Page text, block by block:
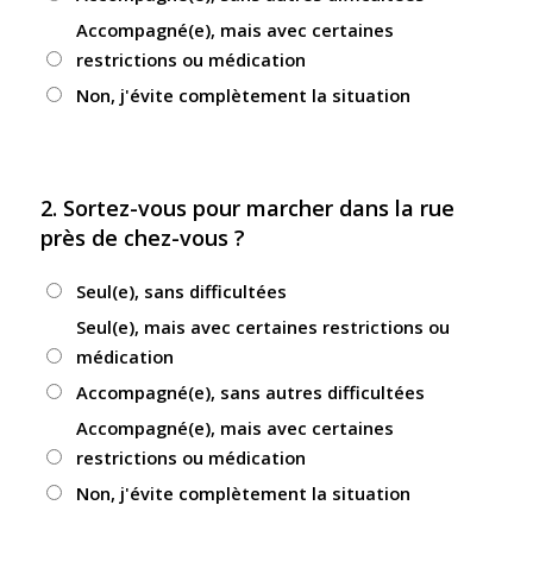
Accompagné(e), mais avec certaines
restrictions ou médication
Non, j'évite complètement la situation
2. Sortez-vous pour marcher dans la rue
près de chez-vous ?
Seul(e), sans difficultées
Seul(e), mais avec certaines restrictions ou
médication
Accompagné(e), sans autres difficultées
Accompagné(e), mais avec certaines
restrictions ou médication
Non, j'évite complètement la situation